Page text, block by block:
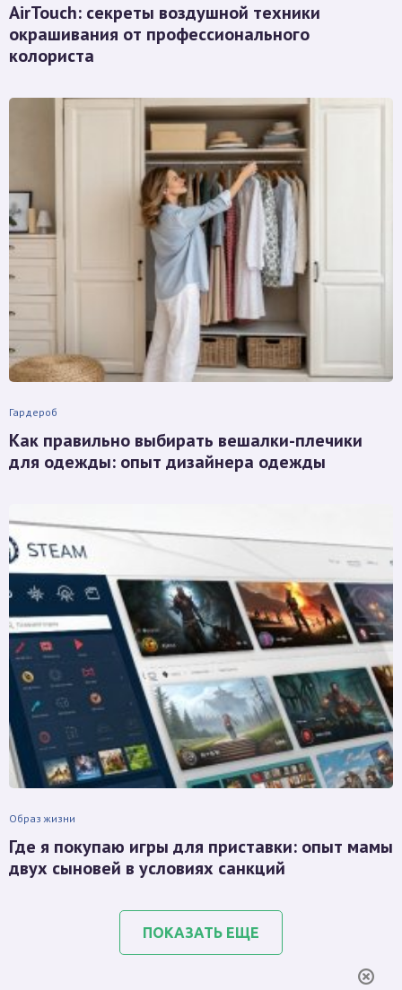
AirTouch: секреты воздушной техники
окрашивания от профессионального
колориста
Гардероб
Как правильно выбирать вешалки-плечики
для одежды: опыт дизайнера одежды
Образ жизни
Где я покупаю игры для приставки: опыт мамы
двух сыновей в условиях санкций
ПОКАЗАТЬ ЕЩЕ